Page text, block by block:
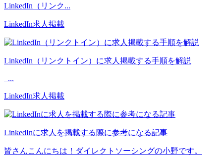
LinkedIn（リンク...
LinkedIn求人掲載
LinkedIn（リンクトイン）に求人掲載する手順を解説
...
LinkedIn求人掲載
LinkedInに求人を掲載する際に参考になる記事
皆さんこんにちは！ダイレクトソーシングの小野です。